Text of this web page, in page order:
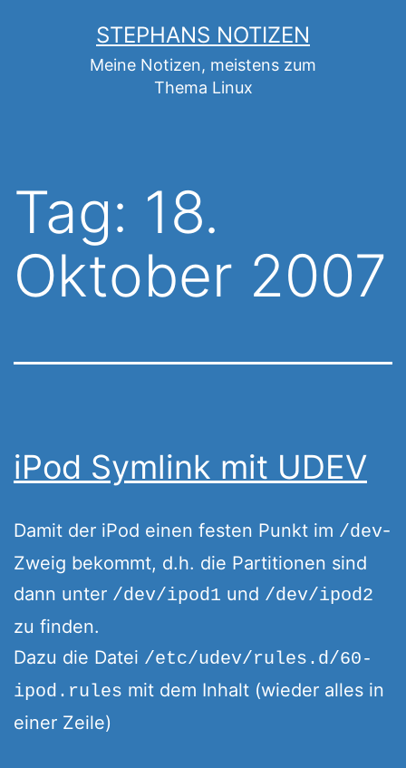
STEPHANS NOTIZEN
Meine Notizen, meistens zum
Thema Linux
Tag: 18.
Oktober 2007
iPod Symlink mit UDEV
Damit der iPod einen festen Punkt im /dev-
Zweig bekommt, d.h. die Partitionen sind
dann unter /dev/ipod1 und /dev/ipod2
zu finden.
Dazu die Datei /etc/udev/rules.d/60-
ipod.rules mit dem Inhalt (wieder alles in
einer Zeile)